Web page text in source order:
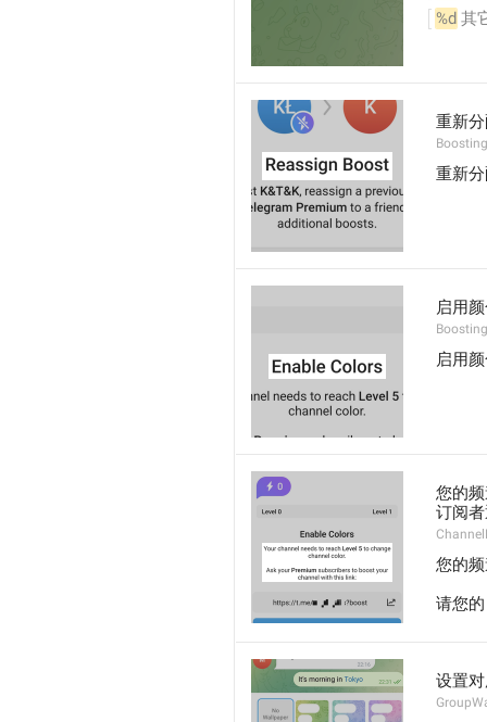
%d 其
重新
重新
启用
启用
您的
订阅
您的
请您
设置